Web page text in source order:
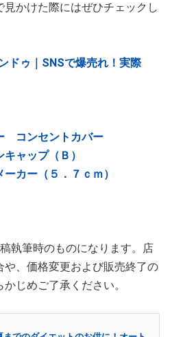
かけた際にはぜひチェックし
ドゥ｜SNSで爆売れ！実際
コンセントカバー
ャップ（Ｂ）
カー（５．７ｃｍ）
執筆時のものになります。店
、価格変更および販売終了の
じめご了承ください。